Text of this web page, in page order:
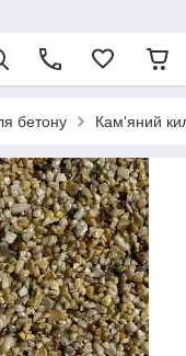
бетону Кам'яний